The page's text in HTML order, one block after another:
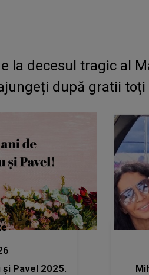
la decesul tragic al
după gratii
Pavel 2025.